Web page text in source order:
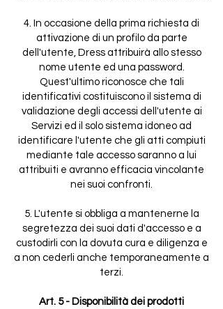
4. In occasione della prima richiesta di
attivazione di un profilo da parte
dell'utente, Dress attribuirà allo stesso
nome utente ed una password.
Quest'ultimo riconosce che tali
identificativi costituiscono il sistema di
validazione degli accessi dell'utente ai
Servizi ed il solo sistema idoneo ad
identificare l'utente che gli atti compiuti
mediante tale accesso saranno a lui
attribuiti e avranno efficacia vincolante
nei suoi confronti.
5. L'utente si obbliga a mantenerne la
segretezza dei suoi dati d'accesso e a
custodirli con la dovuta cura e diligenza e
a non cederli anche temporaneamente a
terzi.
Art. 5 - Disponibilità dei prodotti